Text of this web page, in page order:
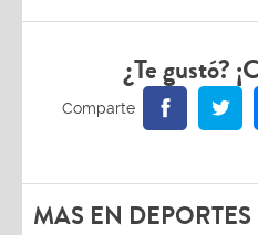
¿Te gustó?
MAS EN DEPORTES